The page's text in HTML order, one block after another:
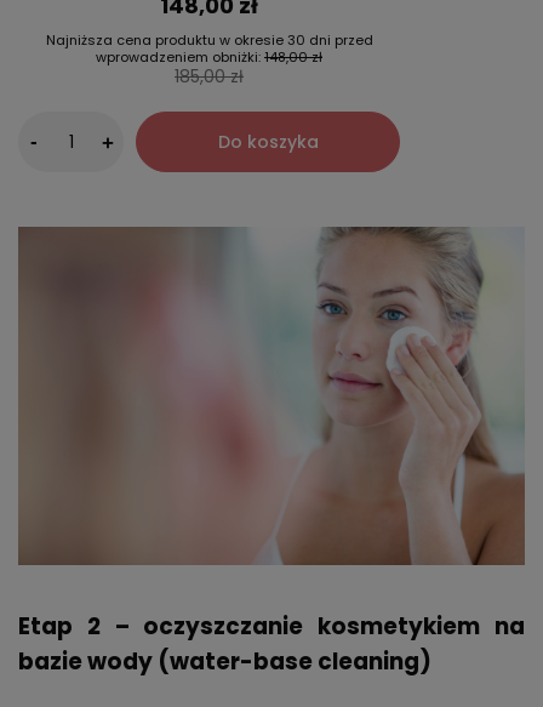
Najniższa cena produktu w okresie 30 dni przed
wprowadzeniem obniżki:148,00 zł
185,00 zł
- + Do koszyka
Etap 2 – oczyszczanie kosmetykiem na
bazie wody (water-base cleaning)